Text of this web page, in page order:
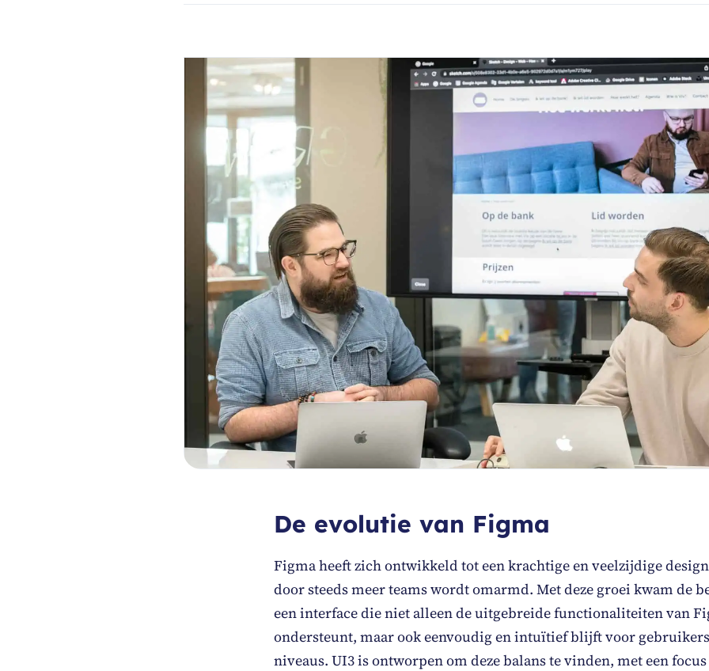
De evolutie van Figma
Figma heeft zich ontwikkeld tot een krachtige en veelzijdige
door steeds meer teams wordt omarmd. Met deze groei kwam de
een interface die niet alleen de uitgebreide functionaliteiten van
ondersteunt, maar ook eenvoudig en intuïtief blijft voor
niveaus. UI3 is ontworpen om deze balans te vinden, met een